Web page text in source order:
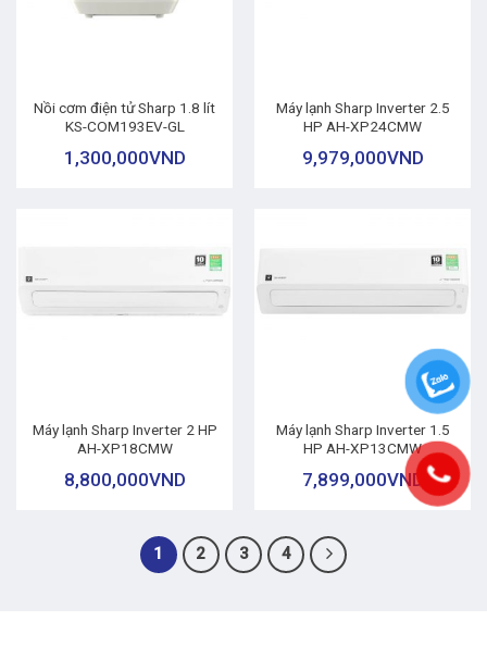
Nồi cơm điện tử Sharp 1.8 lít
KS-COM193EV-GL
1,300,000VND
Máy lạnh Sharp Inverter 2.5
HP AH-XP24CMW
9,979,000VND
Máy lạnh Sharp Inverter 2 HP
AH-XP18CMW
8,800,000VND
Máy lạnh Sharp Inverter 1.5
HP AH-XP13CMW
7,899,000VND
1 2 3 4